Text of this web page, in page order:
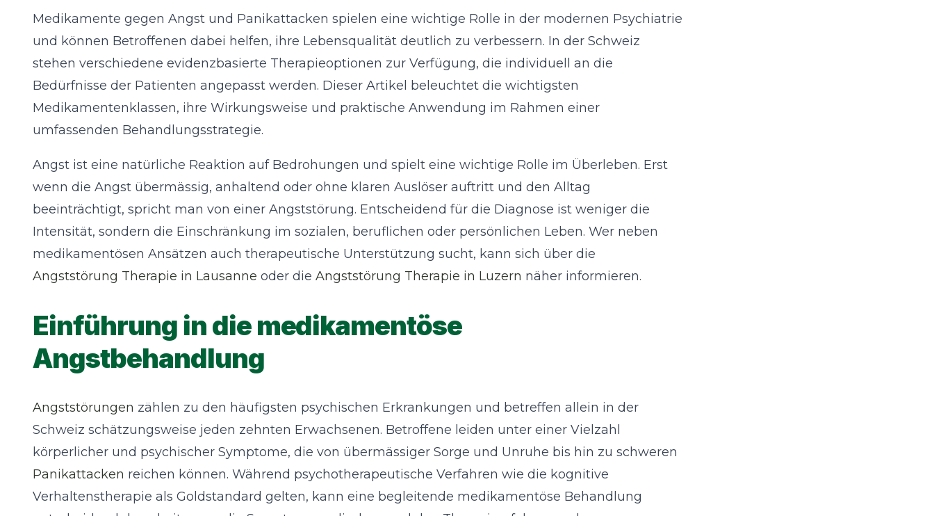
Medikamente gegen Angst und Panikattacken spielen eine wichtige Rolle in der modernen Psychiatrie
und können Betroffenen dabei helfen, ihre Lebensqualität deutlich zu verbessern. In der Schweiz
stehen verschiedene evidenzbasierte Therapieoptionen zur Verfügung, die individuell an die
Bedürfnisse der Patienten angepasst werden. Dieser Artikel beleuchtet die wichtigsten
Medikamentenklassen, ihre Wirkungsweise und praktische Anwendung im Rahmen einer
umfassenden Behandlungsstrategie.
Angst ist eine natürliche Reaktion auf Bedrohungen und spielt eine wichtige Rolle im Überleben. Erst
wenn die Angst übermässig, anhaltend oder ohne klaren Auslöser auftritt und den Alltag
beeinträchtigt, spricht man von einer Angststörung. Entscheidend für die Diagnose ist weniger die
Intensität, sondern die Einschränkung im sozialen, beruflichen oder persönlichen Leben. Wer neben
medikamentösen Ansätzen auch therapeutische Unterstützung sucht, kann sich über die
Angststörung Therapie in Lausanne oder die Angststörung Therapie in Luzern näher informieren.
Einführung in die medikamentöse
Angstbehandlung
Angststörungen zählen zu den häufigsten psychischen Erkrankungen und betreffen allein in der
Schweiz schätzungsweise jeden zehnten Erwachsenen. Betroffene leiden unter einer Vielzahl
körperlicher und psychischer Symptome, die von übermässiger Sorge und Unruhe bis hin zu schweren
Panikattacken reichen können. Während psychotherapeutische Verfahren wie die kognitive
Verhaltenstherapie als Goldstandard gelten, kann eine begleitende medikamentöse Behandlung